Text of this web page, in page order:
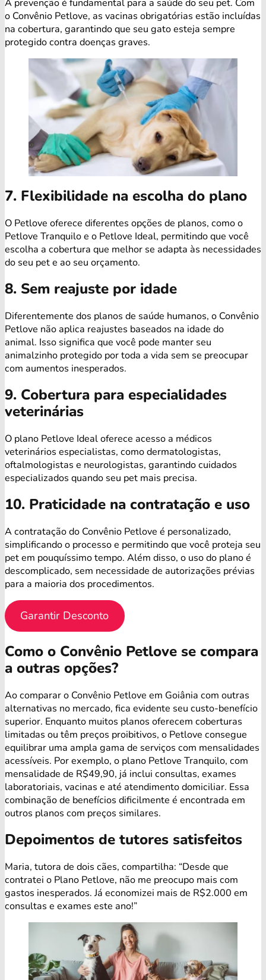
A prevenção é fundamental para a saúde do seu pet. Com
o Convênio Petlove, as vacinas obrigatórias estão incluídas
na cobertura, garantindo que seu gato esteja sempre
protegido contra doenças graves.
7. Flexibilidade na escolha do plano
O Petlove oferece diferentes opções de planos, como o
Petlove Tranquilo e o Petlove Ideal, permitindo que você
escolha a cobertura que melhor se adapta às necessidades
do seu pet e ao seu orçamento.
8. Sem reajuste por idade
Diferentemente dos planos de saúde humanos, o Convênio
Petlove não aplica reajustes baseados na idade do
animal. Isso significa que você pode manter seu
animalzinho protegido por toda a vida sem se preocupar
com aumentos inesperados.
9. Cobertura para especialidades
veterinárias
O plano Petlove Ideal oferece acesso a médicos
veterinários especialistas, como dermatologistas,
oftalmologistas e neurologistas, garantindo cuidados
especializados quando seu pet mais precisa.
10. Praticidade na contratação e uso
A contratação do Convênio Petlove é personalizado,
simplificando o processo e permitindo que você proteja seu
pet em pouquíssimo tempo. Além disso, o uso do plano é
descomplicado, sem necessidade de autorizações prévias
para a maioria dos procedimentos.
Garantir Desconto
Como o Convênio Petlove se compara
a outras opções?
Ao comparar o Convênio Petlove em Goiânia com outras
alternativas no mercado, fica evidente seu custo-benefício
superior. Enquanto muitos planos oferecem coberturas
limitadas ou têm preços proibitivos, o Petlove consegue
equilibrar uma ampla gama de serviços com mensalidades
acessíveis. Por exemplo, o plano Petlove Tranquilo, com
mensalidade de R$49,90, já inclui consultas, exames
laboratoriais, vacinas e até atendimento domiciliar. Essa
combinação de benefícios dificilmente é encontrada em
outros planos com preços similares.
Depoimentos de tutores satisfeitos
Maria, tutora de dois cães, compartilha: “Desde que
contratei o Plano Petlove, não me preocupo mais com
gastos inesperados. Já economizei mais de R$2.000 em
consultas e exames este ano!”